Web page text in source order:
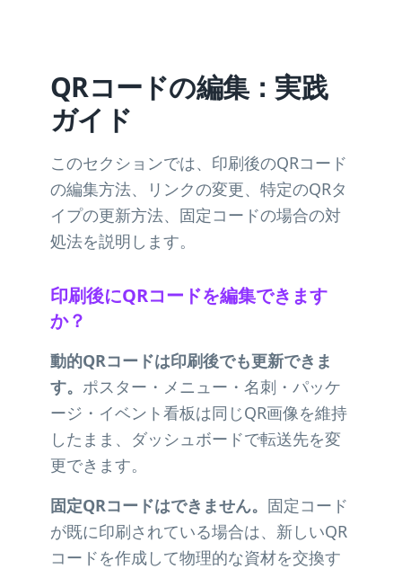
QRコードの編集：実践
ガイド
このセクションでは、印刷後のQRコード
の編集方法、リンクの変更、特定のQRタ
イプの更新方法、固定コードの場合の対
処法を説明します。
印刷後にQRコードを編集できます
か？
動的QRコードは印刷後でも更新できま
す。 ポスター・メニュー・名刺・パッケ
ージ・イベント看板は同じQR画像を維持
したまま、ダッシュボードで転送先を変
更できます。
固定QRコードはできません。 固定コード
が既に印刷されている場合は、新しいQR
コードを作成して物理的な資材を交換す